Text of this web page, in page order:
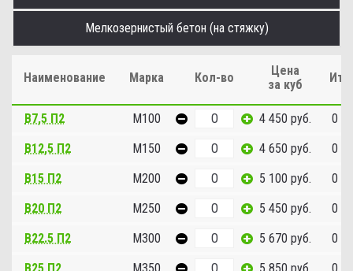
Мелкозернистый бетон (на стяжку)
Наименование Марка Кол-во
Цена
за куб
В7,5 П2 М100 4 450 руб.
0
B12,5 П2
М150 4 650 руб.
0
В15 П2
М200 5 100 руб.
0
В20 П2
М250 5 450 руб.
0
В22.5 П2
М300 5 670 руб.
0